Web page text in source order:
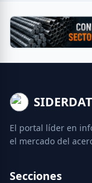
El portal líder en
el mercado del
Secciones